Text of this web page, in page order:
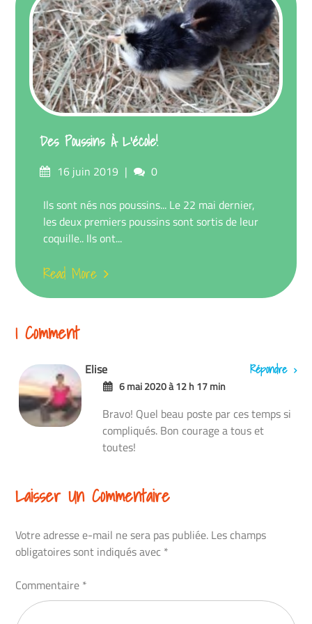
Des Poussins À L’école!
Posted16 juin 2019 Comments
0
Ils sont nés nos poussins... Le 22 mai dernier,
les deux premiers poussins sont sortis de leur
coquille.. Ils ont...
Read More
1 Comment
Elise
6 mai 2020 à 12 h 17 min
Bravo! Quel beau poste par ces temps si
compliqués. Bon courage a tous et
toutes!
Répondre
Laisser Un Commentaire
Votre adresse e-mail ne sera pas publiée. Les champs
obligatoires sont indiqués avec *
Commentaire *